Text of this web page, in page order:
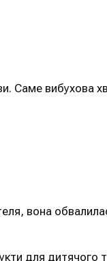
Саме вибухова
вона
для дитячого